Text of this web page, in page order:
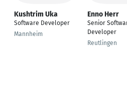
Kushtrim Uka
Software Developer
Mannheim
Enno Herr
Senior
Developer
Reutlingen